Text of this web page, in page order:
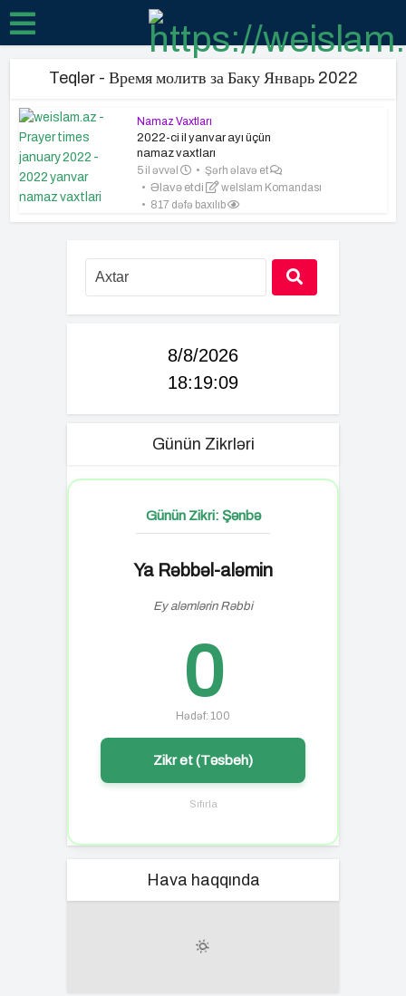
Teqlər - Время молитв за Баку Январь 2022
Namaz Vaxtları
2022-ci il yanvar ayı üçün
namaz vaxtları
5 il əvvəl
Şərh əlavə et
Əlavə etdi
weIslam Komandası
817 dəfə baxılıb
8/8/2026
18:19:10
Günün Zikrləri
Günün Zikri: Şənbə
Ya Rəbbəl-aləmin
Ey aləmlərin Rəbbi
0
Hədəf: 100
Zikr et (Təsbeh)
Sıfırla
Hava haqqında